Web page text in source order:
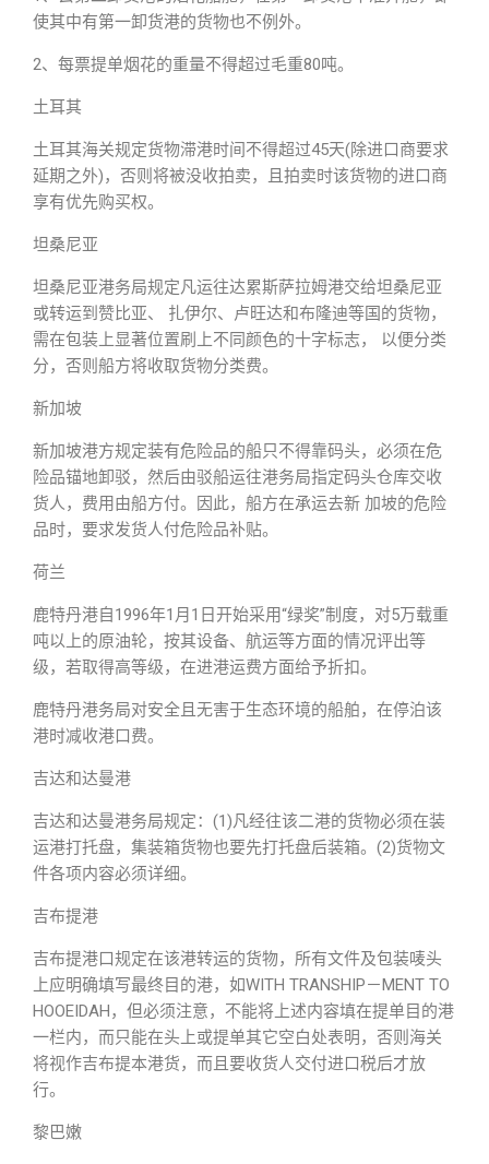
使其中有第一卸货港的货物也不例外。
2、每票提单烟花的重量不得超过毛重80吨。
土耳其
土耳其海关规定货物滞港时间不得超过45天(除进口商要求
延期之外)，否则将被没收拍卖，且拍卖时该货物的进口商
享有优先购买权。
坦桑尼亚
坦桑尼亚港务局规定凡运往达累斯萨拉姆港交给坦桑尼亚
或转运到赞比亚、 扎伊尔、卢旺达和布隆迪等国的货物，
需在包装上显著位置刷上不同颜色的十字标志， 以便分类
分，否则船方将收取货物分类费。
新加坡
新加坡港方规定装有危险品的船只不得靠码头，必须在危
险品锚地卸驳，然后由驳船运往港务局指定码头仓库交收
货人，费用由船方付。因此，船方在承运去新 加坡的危险
品时，要求发货人付危险品补贴。
荷兰
鹿特丹港自1996年1月1日开始采用“绿奖”制度，对5万载重
吨以上的原油轮，按其设备、航运等方面的情况评出等
级，若取得高等级，在进港运费方面给予折扣。
鹿特丹港务局对安全且无害于生态环境的船舶，在停泊该
港时减收港口费。
吉达和达曼港
吉达和达曼港务局规定：(1)凡经往该二港的货物必须在装
运港打托盘，集装箱货物也要先打托盘后装箱。(2)货物文
件各项内容必须详细。
吉布提港
吉布提港口规定在该港转运的货物，所有文件及包装唛头
上应明确填写最终目的港，如WITH TRANSHIP－MENT TO
HOOEIDAH，但必须注意，不能将上述内容填在提单目的港
一栏内，而只能在头上或提单其它空白处表明，否则海关
将视作吉布提本港货，而且要收货人交付进口税后才放
行。
黎巴嫩